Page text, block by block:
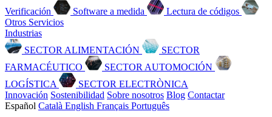
Verificación
Software a medida
Lectura de códigos
Otros Servicios
Industrias
SECTOR ALIMENTACIÓN
SECTOR
FARMACÉUTICO
SECTOR AUTOMOCIÓN
LOGÍSTICA
SECTOR ELECTRÒNICA
Innovación Sostenibilidad Sobre nosotros Blog Contactar
Español Català English Français Português